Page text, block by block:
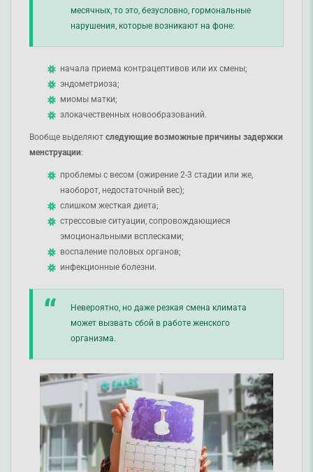
месячных, то это, безусловно, гормональные
нарушения, которые возникают на фоне:
начала приема контрацептивов или их смены;
эндометриоза;
миомы матки;
злокачественных новообразований.
Вообще выделяют следующие возможные причины задержки
менструации:
проблемы с весом (ожирение 2-3 стадии или же,
наоборот, недостаточный вес);
слишком жесткая диета;
стрессовые ситуации, сопровождающиеся
эмоциональными всплесками;
воспаление половых органов;
инфекционные болезни.
Невероятно, но даже резкая смена климата
может вызвать сбой в работе женского
организма.